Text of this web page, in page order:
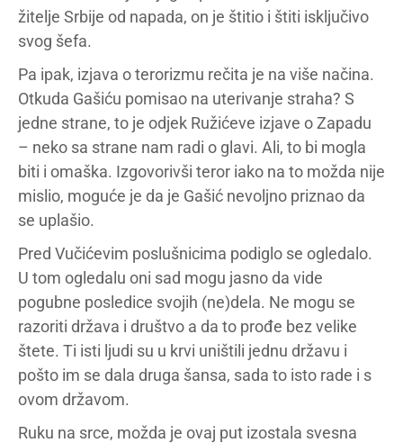
žitelje Srbije od napada, on je štitio i štiti isključivo
svog šefa.
Pa ipak, izjava o terorizmu rečita je na više načina.
Otkuda Gašiću pomisao na uterivanje straha? S
jedne strane, to je odjek Ružićeve izjave o Zapadu
– neko sa strane nam radi o glavi. Ali, to bi mogla
biti i omaška. Izgovorivši teror iako na to možda nije
mislio, moguće je da je Gašić nevoljno priznao da
se uplašio.
Pred Vučićevim poslušnicima podiglo se ogledalo.
U tom ogledalu oni sad mogu jasno da vide
pogubne posledice svojih (ne)dela. Ne mogu se
razoriti država i društvo a da to prođe bez velike
štete. Ti isti ljudi su u krvi uništili jednu državu i
pošto im se dala druga šansa, sada to isto rade i s
ovom državom.
Ruku na srce, možda je ovaj put izostala svesna